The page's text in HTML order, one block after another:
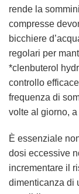
rende la
compresse
bicchiere
regolari per
*clenbuterol
controllo
frequenza di
volte al giorno,
È essenziale
dosi eccessive
incrementare il
dimenticanza di